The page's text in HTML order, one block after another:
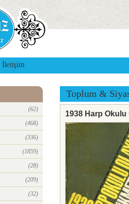
İletişim
(62)
(468)
(336)
(1859)
(28)
(209)
(32)
Toplum &
1938 Harp Okulu